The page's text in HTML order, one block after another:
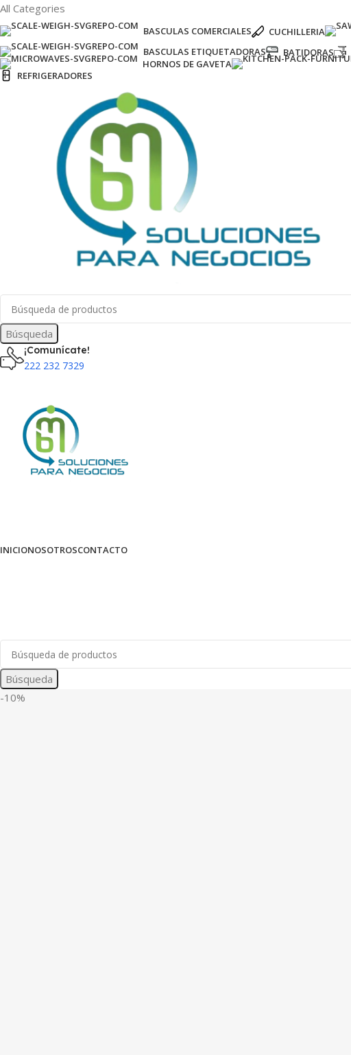
All Categories
BASCULAS COMERCIALES CUCHILLERIA
BASCULAS ETIQUETADORAS
BATIDORAS
HORNOS DE GAVETA
REFRIGERADORES
Búsqueda
¡Comunícate!
222 232 7329
INICIONOSOTROSCONTACTO
Búsqueda
-10%